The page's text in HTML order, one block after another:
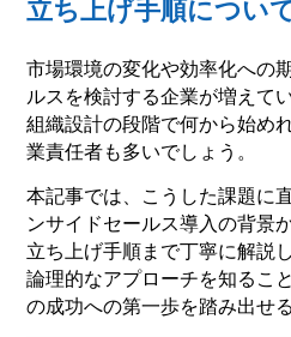
立ち上げ手順につい
市場環境の変化や効率化への
ルスを検討する企業が増えて
組織設計の段階で何から始め
業責任者も多いでしょう。
本記事では、こうした課題に
ンサイドセールス導入の背景
立ち上げ手順まで丁寧に解説
論理的なアプローチを知るこ
の成功への第一歩を踏み出せ